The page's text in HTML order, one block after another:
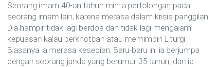
Seorang imam 40-an tahun minta pertolongan pada
seorang imam lain, karena merasa dalam krisis panggilan.
Dia hampir tidak lagi berdoa dan tidak lagi mengalami
kepuasan kalau berkhotbah atau memimpin Liturgi.
Biasanya ia merasa kesepian. Baru-baru ini ia berjumpa
dengan seorang janda yang berumur 35 tahun, dan ia